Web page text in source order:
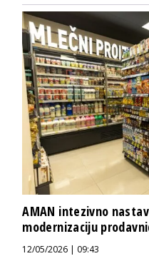
AMAN intezivno
modernizaciju
12/05/2026 | 09:43